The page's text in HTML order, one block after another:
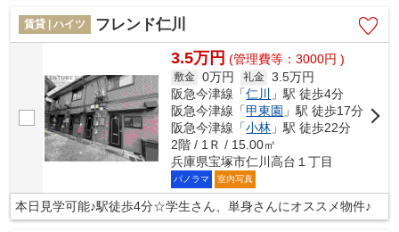
賃貸 | ハイツ フレンド仁川
3.5万円 (管理費等：3000円 )
敷金 0万円 礼金 3.5万円
阪急今津線「仁川
」駅 徒歩4分
阪急今津線「甲東園 」駅 徒歩17分
阪急今津線「小林 」駅 徒歩22分
2階 / 1Ｒ / 15.00㎡
兵庫県宝塚市仁川高台１丁目
パノラマ 室内写真
本日見学可能♪駅徒歩4分☆学生さん、単身さんにオススメ物件♪